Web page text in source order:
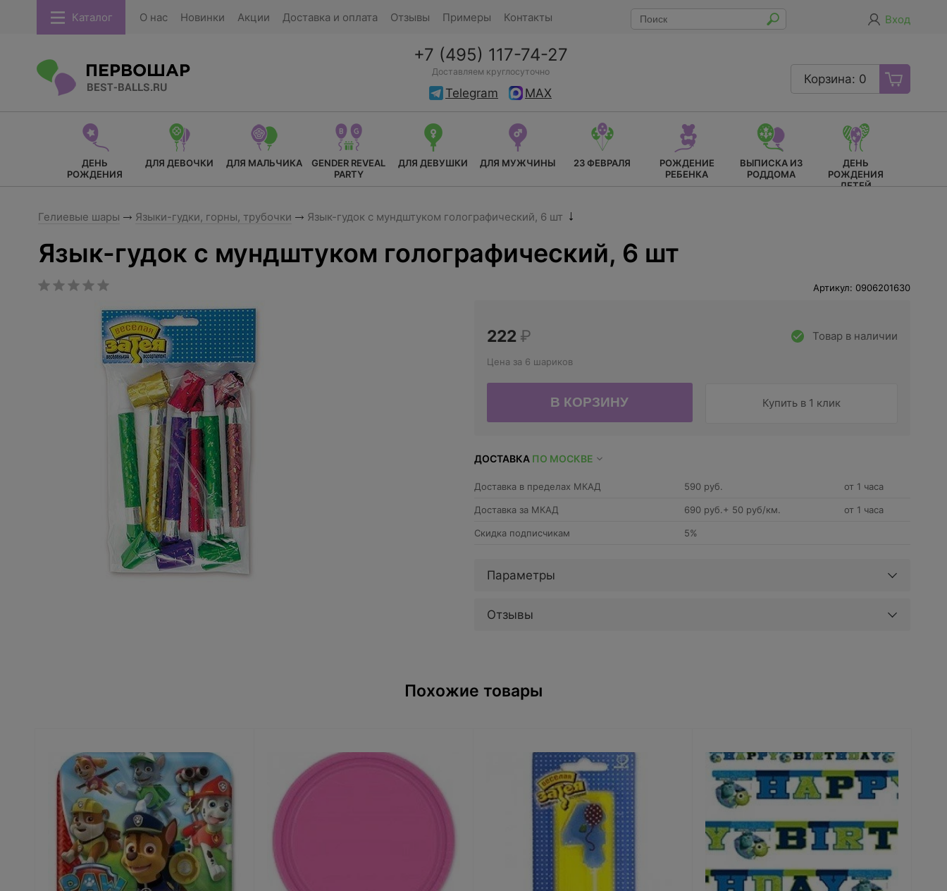
Каталог О нас Новинки Акции Доставка и оплата Отзывы Примеры Контакты Вход
+7 (495) 117-74-27
Доставляем круглосуточно
Telegram MAX
Корзина: 0
ДЕНЬ
РОЖДЕНИЯ
ДЛЯ ДЕВОЧКИ ДЛЯ МАЛЬЧИКА
GENDER REVEAL
PARTY
ДЛЯ ДЕВУШКИ ДЛЯ МУЖЧИНЫ 23 ФЕВРАЛЯ
РОЖДЕНИЕ
РЕБЕНКА
ВЫПИСКА ИЗ
РОДДОМА
ДЕНЬ
РОЖДЕНИЯ
ДЕТЕЙ
Гелиевые шары Языки-гудки, горны, трубочки Язык-гудок с мундштуком голографический, 6 шт
Язык-гудок с мундштуком голографический, 6 шт
Артикул: 0906201630
Товар в наличии
222 ₽
Цена за 6 шариков
Купить в 1 клик
ДОСТАВКА ПО МОСКВЕ
Доставка в пределах МКАД 590 руб. от 1 часа
Доставка за МКАД 690 руб.+ 50 руб/км. от 1 часа
Скидка подписчикам 5%
Параметры
Отзывы
Похожие товары